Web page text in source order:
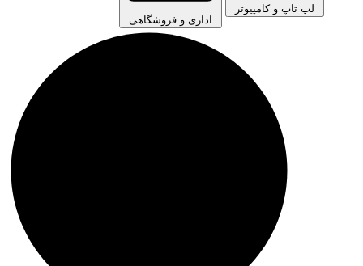
لپ تاپ و کامپیوتر
اداری و فروشگاهی